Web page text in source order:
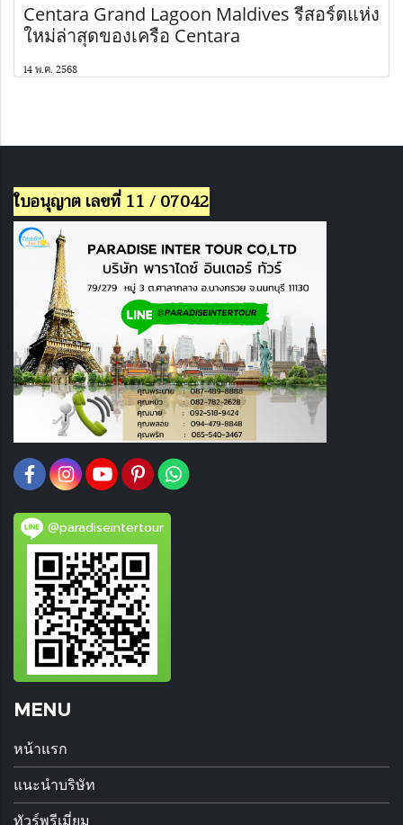
Centara Grand Lagoon Maldives รีสอร์ตแห่ง
ใหม่ล่าสุดของเครือ Centara
14 พ.ค. 2568
ใบอนุญาต เลขที่ 11 / 07042
@paradiseintertour
MENU
หน้าแรก
แนะนำบริษัท
ทัวร์พรีเมี่ยม